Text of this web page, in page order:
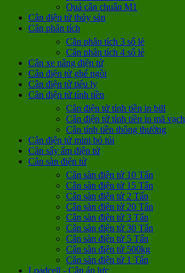
Quả cân chuẩn M1
Cân điện tử thủy sản
Cân phân tích
Cân phân tích 3 số lẻ
Cân phân tích 4 số lẻ
Cân xe nâng điện tử
Cân điện tử ghế ngồi
Cân điện tử tiểu ly
Cân điện tử tính tiền
Cân điện tử tính tiền in bill
Cân điện tử tính tiền in mã vạch
Cân tính tiền thông thường
Cân điện tử mini bỏ túi
Cân sấy ẩm điện tử
Cân sàn điện tử
Cân sàn điện tử 10 Tấn
Cân sàn điện tử 15 Tấn
Cân sàn điện tử 2 Tấn
Cân sàn điện tử 20 Tấn
Cân sàn điện tử 3 Tấn
Cân sàn điện tử 30 Tấn
Cân sàn điện tử 5 Tấn
Cân sàn điện tử 500kg
Cân sàn điện tử 1 Tấn
Loadcell - Cân áp lực